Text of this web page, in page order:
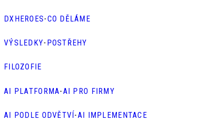
DXHEROES-CO DĚLÁME
VÝSLEDKY- POSTŘEHY
FILOZOFIE
AI PLATFORMA-AI PRO FIRMY
AI PODLE ODVĚTVÍ-AI IMPLEMENTACE